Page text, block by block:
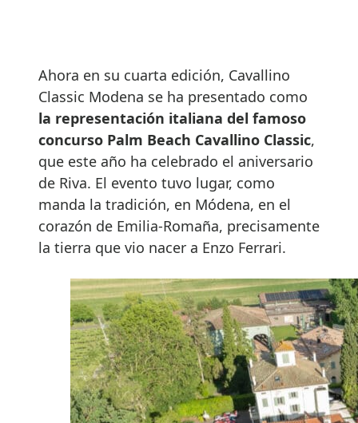
Ahora en su cuarta edición, Cavallino
Classic Modena se ha presentado como
la representación italiana del famoso
concurso Palm Beach Cavallino Classic,
que este año ha celebrado el aniversario
de Riva. El evento tuvo lugar, como
manda la tradición, en Módena, en el
corazón de Emilia-Romaña, precisamente
la tierra que vio nacer a Enzo Ferrari.